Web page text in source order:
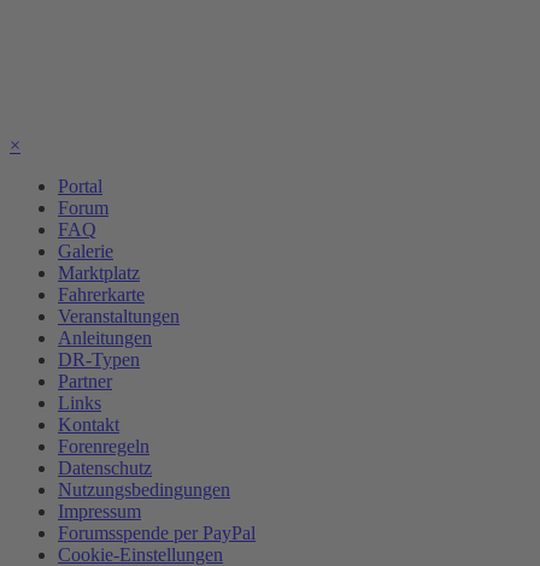
×
Portal
Forum
FAQ
Galerie
Marktplatz
Fahrerkarte
Veranstaltungen
Anleitungen
DR-Typen
Partner
Links
Kontakt
Forenregeln
Datenschutz
Nutzungsbedingungen
Impressum
Forumsspende per PayPal
Cookie-Einstellungen